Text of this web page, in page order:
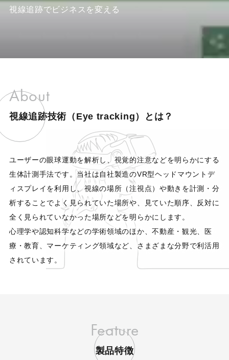
視線追跡でビジネスを変える
About
視線追跡技術（Eye tracking）とは？
ユーザーの眼球運動を解析し、視覚的注意などを明らかにする
生体計測手法です。当社は自社製造のVR型ヘッドマウントデ
ィスプレイを利用し、視線の場所（注視点）や動きを計測・分
析することでよく見られていた場所や、見ていた順序、反対に
全く見られていなかった場所などを明らかにします。
心理学や認知科学などの学術領域のほか、不動産・観光、医
療・教育、マーケティング領域など、さまざまな分野で利活用
されています。
Feature
製品特徴